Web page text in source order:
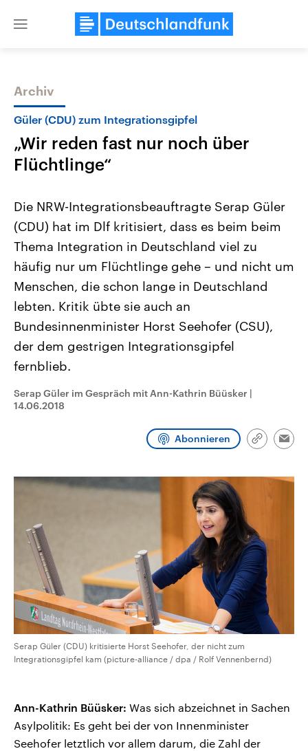
Close
Themen
Landtagswahl Sachsen-Anhalt
2026
Alle Informationen
Sachsen-Anhalt wählt am 6.
September 2026 einen neuen
Landtag. Seit 2021 wird das
Bundesland von einer Koalition aus
Umfragen, Prognosen,
Wahlprogramme, aktuelle Berichte
und Hintergründe zu den Parteien
und Kandidaten der anstehenden
Wahl.
USA
Aktuelle Beiträge,
Hintergründe
Wirtschaftlich und
gehören die Vereinigten
den mächtigsten Ländern
mit großem Einfluss auf
Sendungen Programm Podcasts
Archiv
Güler (CDU) zum Integrationsgipfel
„Wir reden fast nur noch über
Flüchtlinge“
Die NRW-Integrationsbeauftragte Serap Güler
(CDU) hat im Dlf kritisiert, dass es beim beim
Thema Integration in Deutschland viel zu
häufig nur um Flüchtlinge gehe – und nicht um
Menschen, die schon lange in Deutschland
lebten. Kritik übte sie auch an
Bundesinnenminister Horst Seehofer (CSU),
der dem gestrigen Integrationsgipfel
fernblieb.
Serap Güler im Gespräch mit Ann-Kathrin Büüsker |
14.06.2018
Abonnieren
Link
Serap Güler (CDU) kritisierte Horst Seehofer, der nicht zum
Integrationsgipfel kam (picture-alliance / dpa / Rolf Vennenbernd)
Ann-Kathrin Büüsker: Was sich abzeichnet in Sachen
Asylpolitik: Es geht bei der von Innenminister
Seehofer letztlich vor allem darum, die Zahl der